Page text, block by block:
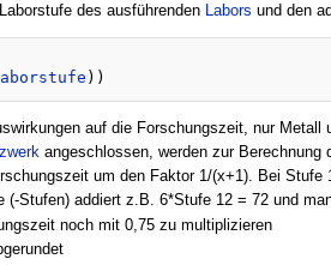
des ausführenden Labors und den
auf die Forschungszeit, nur Metall
angeschlossen, werden zur Berechnung
um den Faktor 1/(x+1). Bei
(-Stufen) addiert z.B. 6*Stufe 12 = 72 und
noch mit 0,75 zu multiplizieren